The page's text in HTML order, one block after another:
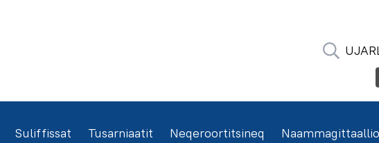
Suliffissat Tusarniaatit Neqeroortitsineq